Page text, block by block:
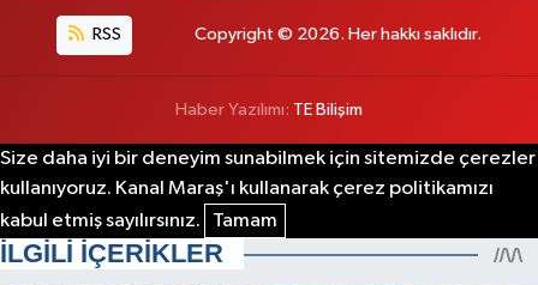
RSS Copyright © 2026. Her hakkı saklıdır.
Haber Yazılımı: TE Bilişim
Size daha iyi bir deneyim sunabilmek için sitemizde çerezler
kullanıyoruz. Kanal Maraş'ı kullanarak çerez politikamızı
kabul etmiş sayılırsınız.
Tamam